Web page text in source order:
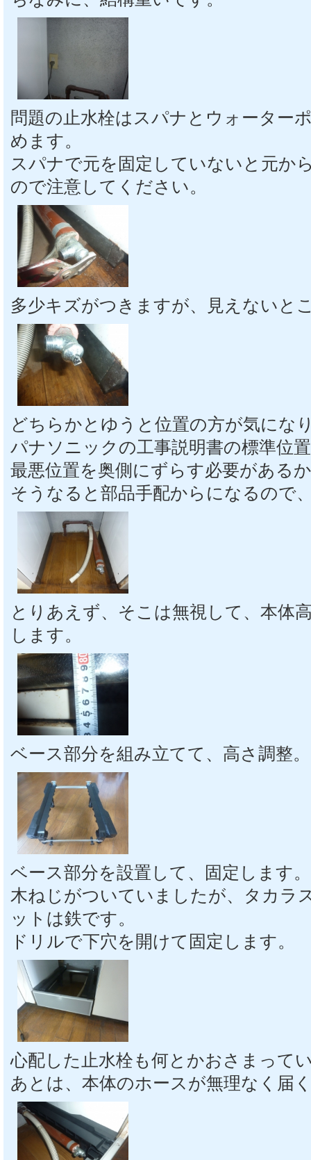
問題の止水栓はスパナとウォーター
めます。
スパナで元を固定していないと元か
ので注意してください。
多少キズがつきますが、見えないと
どちらかとゆうと位置の方が気にな
パナソニックの工事説明書の標準位
最悪位置を奥側にずらす必要がある
そうなると部品手配からになるので
とりあえず、そこは無視して、本体
します。
ベース部分を組み立てて、高さ調整。
ベース部分を設置して、固定します。
木ねじがついていましたが、タカラ
ットは鉄です。
ドリルで下穴を開けて固定します。
心配した止水栓も何とかおさまって
あとは、本体のホースが無理なく届